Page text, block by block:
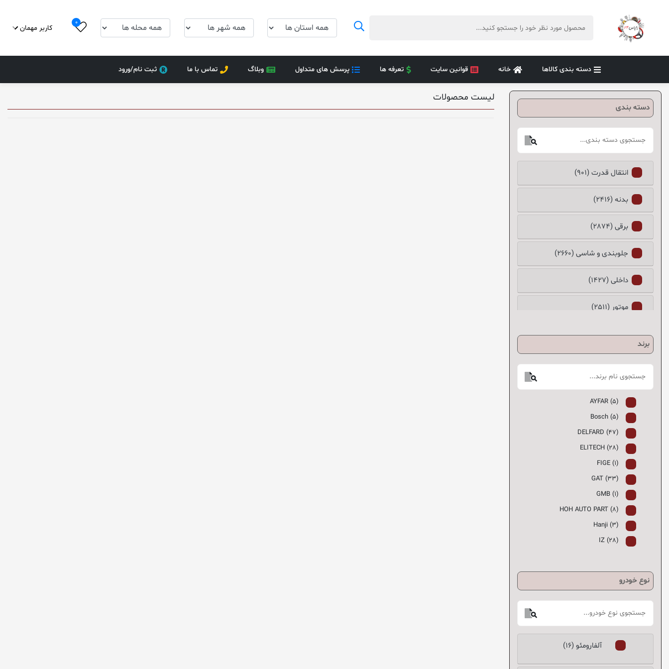
0
کاربر مهمان
دسته بندی کالاها خانه قوانین سایت تعرفه ها پرسش های متداول وبلاگ تماس با ما ثبت نام/ورود
دسته بندی
انتقال قدرت (901)
بدنه (2416)
برقی (2874)
جلوبندی و شاسی (2660)
داخلی (1427)
موتور (2511)
برند
AYFAR (5)
Bosch (5)
DELFARD (47)
ELITECH (28)
FIGE (1)
GAT (33)
GMB (1)
HOH AUTO PART (8)
Hanji (3)
IZ (28)
KHF (10)
MOBIS (298)
NGK (2)
OEM (6)
PH (0)
PMR (0)
نوع خودرو
آلفارومئو (16)
لیست محصولات